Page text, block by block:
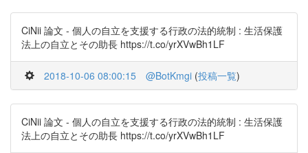
CiNii 論文 - 個人の自立を支援する行政の法的統制 : 生活保護
法上の自立とその助長 https://t.co/yrXVwBh1LF
2018-10-06 08:00:15 @BotKmgi (投稿一覧)
CiNii 論文 - 個人の自立を支援する行政の法的統制 : 生活保護
法上の自立とその助長 https://t.co/yrXVwBh1LF